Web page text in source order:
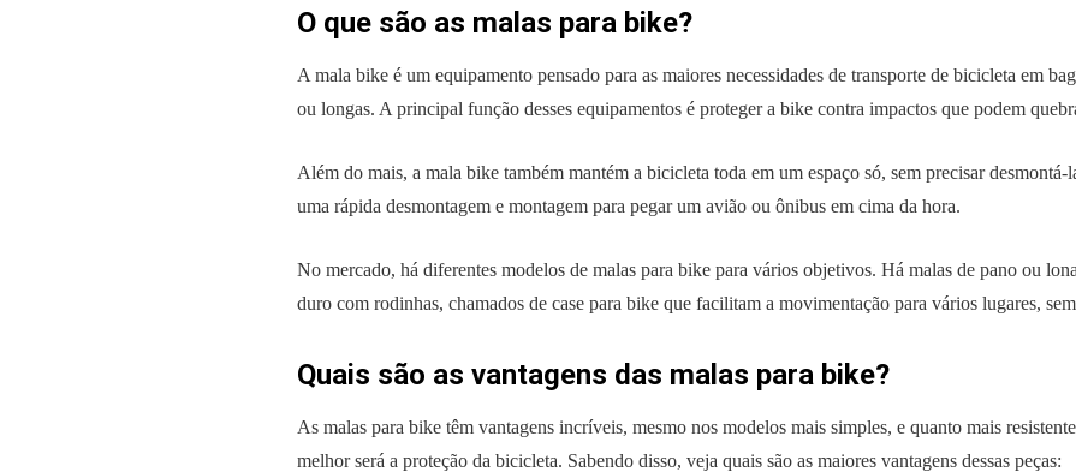
O que são as malas para bike?
A mala bike é um equipamento pensado para as maiores necessidades de transporte de bicicleta em
ou longas. A principal função desses equipamentos é proteger a bike contra impactos que podem
Além do mais, a mala bike também mantém a bicicleta toda em um espaço só, sem precisar
uma rápida desmontagem e montagem para pegar um avião ou ônibus em cima da hora.
No mercado, há diferentes modelos de malas para bike para vários objetivos. Há malas de pano ou
duro com rodinhas, chamados de case para bike que facilitam a movimentação para vários lugares,
Quais são as vantagens das malas para bike?
As malas para bike têm vantagens incríveis, mesmo nos modelos mais simples, e quanto mais
melhor será a proteção da bicicleta. Sabendo disso, veja quais são as maiores vantagens dessas peças: